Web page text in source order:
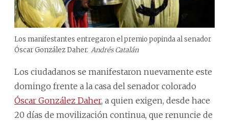
Los manifestantes entregaron el premio popinda al senador
Óscar González Daher. Andrés Catalán
Los ciudadanos se manifestaron nuevamente este
domingo frente a la casa del senador colorado
Óscar González Daher, a quien exigen, desde hace
20 días de movilización continua, que renuncie de